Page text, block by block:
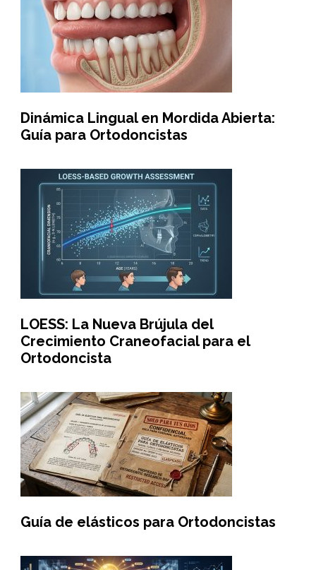
Dinámica Lingual en Mordida Abierta:
Guía para Ortodoncistas
LOESS: La Nueva Brújula del
Crecimiento Craneofacial para el
Ortodoncista
Guía de elásticos para Ortodoncistas